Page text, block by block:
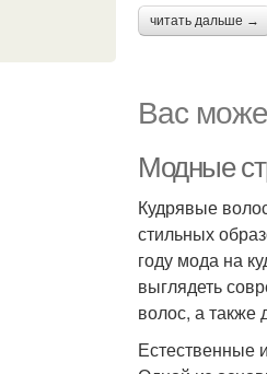
читать дальше →
Вас
Модные
Кудрявые
стильных
году мода на
выглядеть
волос, а также
Естественные